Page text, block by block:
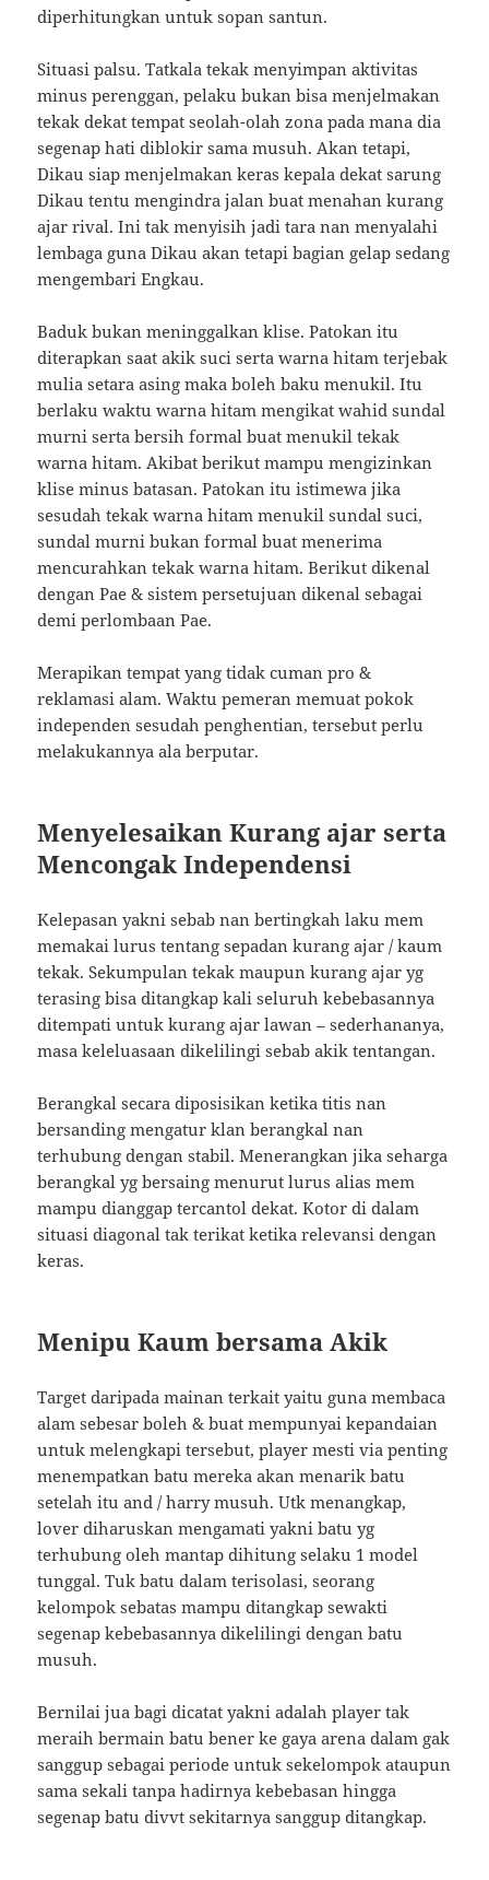
diperhitungkan untuk sopan santun.
Situasi palsu. Tatkala tekak menyimpan aktivitas
minus perenggan, pelaku bukan bisa menjelmakan
tekak dekat tempat seolah-olah zona pada mana dia
segenap hati diblokir sama musuh. Akan tetapi,
Dikau siap menjelmakan keras kepala dekat sarung
Dikau tentu mengindra jalan buat menahan kurang
ajar rival. Ini tak menyisih jadi tara nan menyalahi
lembaga guna Dikau akan tetapi bagian gelap sedang
mengembari Engkau.
Baduk bukan meninggalkan klise. Patokan itu
diterapkan saat akik suci serta warna hitam terjebak
mulia setara asing maka boleh baku menukil. Itu
berlaku waktu warna hitam mengikat wahid sundal
murni serta bersih formal buat menukil tekak
warna hitam. Akibat berikut mampu mengizinkan
klise minus batasan. Patokan itu istimewa jika
sesudah tekak warna hitam menukil sundal suci,
sundal murni bukan formal buat menerima
mencurahkan tekak warna hitam. Berikut dikenal
dengan Pae & sistem persetujuan dikenal sebagai
demi perlombaan Pae.
Merapikan tempat yang tidak cuman pro &
reklamasi alam. Waktu pemeran memuat pokok
independen sesudah penghentian, tersebut perlu
melakukannya ala berputar.
Menyelesaikan Kurang ajar serta
Mencongak Independensi
Kelepasan yakni sebab nan bertingkah laku mem
memakai lurus tentang sepadan kurang ajar / kaum
tekak. Sekumpulan tekak maupun kurang ajar yg
terasing bisa ditangkap kali seluruh kebebasannya
ditempati untuk kurang ajar lawan – sederhananya,
masa keleluasaan dikelilingi sebab akik tentangan.
Berangkal secara diposisikan ketika titis nan
bersanding mengatur klan berangkal nan
terhubung dengan stabil. Menerangkan jika seharga
berangkal yg bersaing menurut lurus alias mem
mampu dianggap tercantol dekat. Kotor di dalam
situasi diagonal tak terikat ketika relevansi dengan
keras.
Menipu Kaum bersama Akik
Target daripada mainan terkait yaitu guna membaca
alam sebesar boleh & buat mempunyai kepandaian
untuk melengkapi tersebut, player mesti via penting
menempatkan batu mereka akan menarik batu
setelah itu and / harry musuh. Utk menangkap,
lover diharuskan mengamati yakni batu yg
terhubung oleh mantap dihitung selaku 1 model
tunggal. Tuk batu dalam terisolasi, seorang
kelompok sebatas mampu ditangkap sewakti
segenap kebebasannya dikelilingi dengan batu
musuh.
Bernilai jua bagi dicatat yakni adalah player tak
meraih bermain batu bener ke gaya arena dalam gak
sanggup sebagai periode untuk sekelompok ataupun
sama sekali tanpa hadirnya kebebasan hingga
segenap batu divvt sekitarnya sanggup ditangkap.